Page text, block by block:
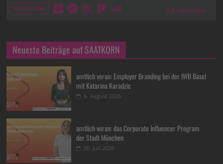
Neueste Beiträge auf SAATKORN
amtlich voran: Employer Branding bei der IWB Basel
mit Katarina Karadzic
6. August 2026
amtlich voran: das Corporate Influencer Program
der Stadt München
30. Juli 2026